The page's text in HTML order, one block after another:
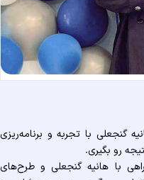
گنجعلی با تجربه و برنامه‌ریزی
رو بگیری.
با هانیه گنجعلی و طرح‌های